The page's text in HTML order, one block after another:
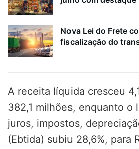
Nova Lei do Frete
fiscalização do
A receita líquida cresceu
382,1 milhões, enquanto o
juros, impostos,
(Ebtida) subiu 28,6%, para